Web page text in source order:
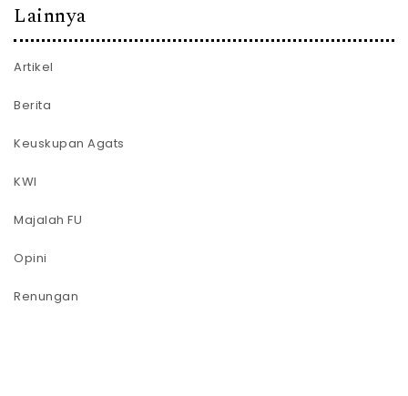
Lainnya
Artikel
Berita
Keuskupan Agats
KWI
Majalah FU
Opini
Renungan